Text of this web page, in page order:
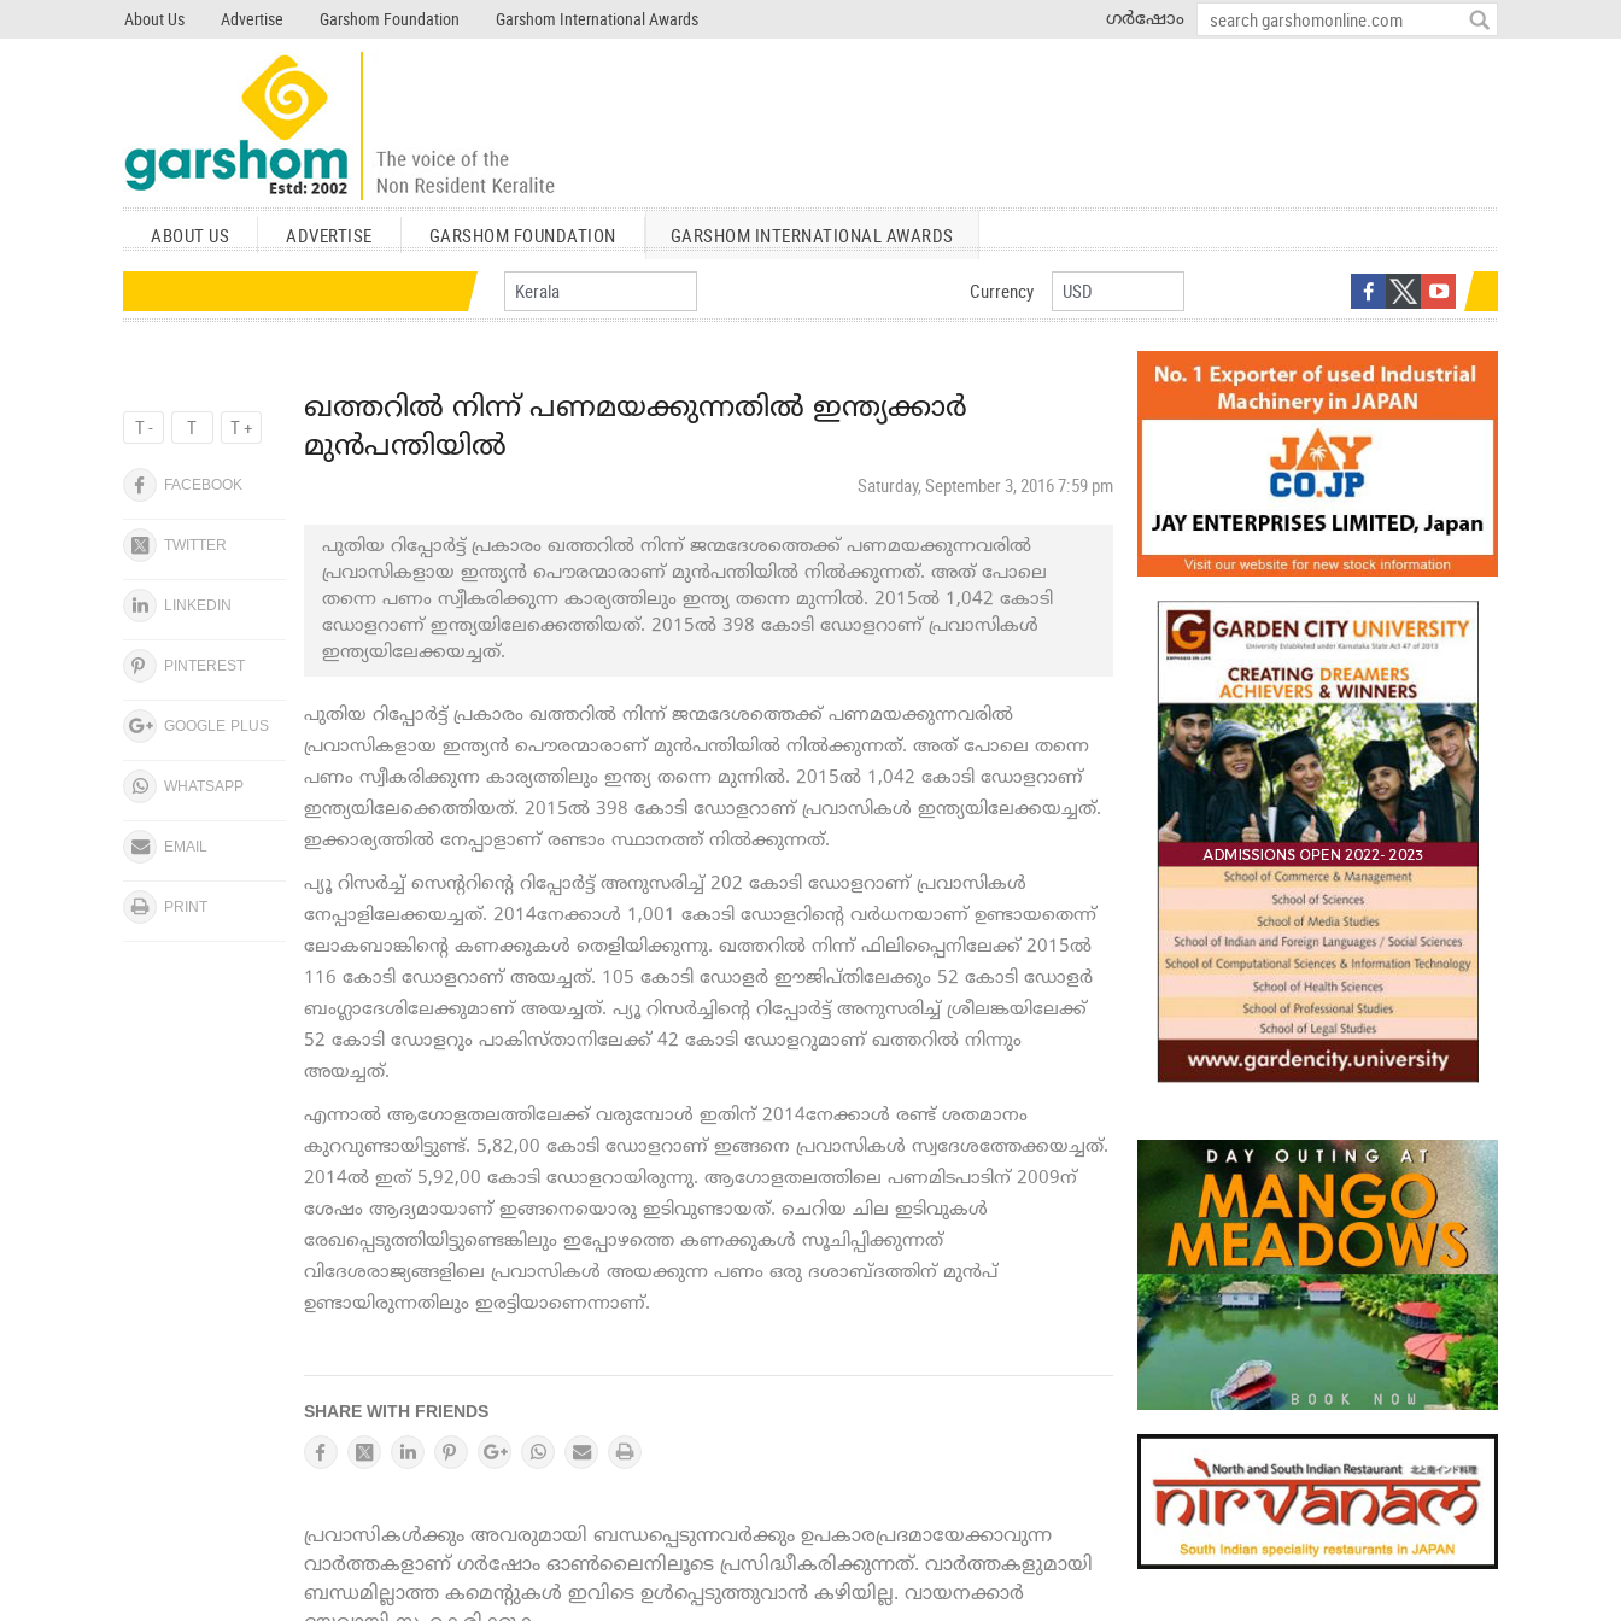
About Us Advertise Garshom Foundation Garshom International Awards ഗർഷോം
garshom.com
ABOUT US ADVERTISE GARSHOM FOUNDATION GARSHOM INTERNATIONAL AWARDS
Currency
T - T T +
FACEBOOK
TWITTER
LINKEDIN
PINTEREST
GOOGLE PLUS
WHATSAPP
EMAIL
PRINT
ഖത്തറില്‍ നിന്ന് പണമയക്കുന്നതില്‍ ഇന്ത്യക്കാര്‍
മുന്‍പന്തിയില്‍
Saturday, September 3, 2016 7:59 pm
പുതിയ റിപ്പോര്‍ട്ട് പ്രകാരം ഖത്തറില്‍ നിന്ന് ജന്മദേശത്തെക്ക് പണമയക്കുന്നവരില്‍
പ്രവാസികളായ ഇന്ത്യന്‍ പൌരന്മാരാണ് മുന്‍പന്തിയില്‍ നില്‍ക്കുന്നത്. അത് പോലെ
തന്നെ പണം സ്വീകരിക്കുന്ന കാര്യത്തിലും ഇന്ത്യ തന്നെ മുന്നില്‍. 2015ല്‍ 1,042 കോടി
ഡോളറാണ് ഇന്ത്യയിലേക്കെത്തിയത്. 2015ല്‍ 398 കോടി ഡോളറാണ് പ്രവാസികള്‍
ഇന്ത്യയിലേക്കയച്ചത്.
പുതിയ റിപ്പോര്‍ട്ട് പ്രകാരം ഖത്തറില്‍ നിന്ന് ജന്മദേശത്തെക്ക് പണമയക്കുന്നവരില്‍
പ്രവാസികളായ ഇന്ത്യന്‍ പൌരന്മാരാണ് മുന്‍പന്തിയില്‍ നില്‍ക്കുന്നത്. അത് പോലെ തന്നെ
പണം സ്വീകരിക്കുന്ന കാര്യത്തിലും ഇന്ത്യ തന്നെ മുന്നില്‍. 2015ല്‍ 1,042 കോടി ഡോളറാണ്
ഇന്ത്യയിലേക്കെത്തിയത്. 2015ല്‍ 398 കോടി ഡോളറാണ് പ്രവാസികള്‍ ഇന്ത്യയിലേക്കയച്ചത്.
ഇക്കാര്യത്തില്‍ നേപ്പാളാണ് രണ്ടാം സ്ഥാനത്ത് നില്‍ക്കുന്നത്.
പ്യൂ റിസര്‍ച്ച് സെന്‍ററിന്‍റെ റിപ്പോര്‍ട്ട് അനുസരിച്ച് 202 കോടി ഡോളറാണ് പ്രവാസികള്‍
നേപ്പാളിലേക്കയച്ചത്. 2014നേക്കാള്‍ 1,001 കോടി ഡോളറിന്‍റെ വര്‍ധനയാണ് ഉണ്ടായതെന്ന്
ലോകബാങ്കിന്‍റെ കണക്കുകള്‍ തെളിയിക്കുന്നു. ഖത്തറില്‍ നിന്ന് ഫിലിപ്പൈനിലേക്ക് 2015ല്‍
116 കോടി ഡോളറാണ് അയച്ചത്. 105 കോടി ഡോളര്‍ ഈജിപ്തിലേക്കും 52 കോടി ഡോളര്‍
ബംഗ്ലാദേശിലേക്കുമാണ് അയച്ചത്. പ്യൂ റിസര്‍ച്ചിന്‍റെ റിപ്പോര്‍ട്ട് അനുസരിച്ച് ശ്രീലങ്കയിലേക്ക്
52 കോടി ഡോളറും പാകിസ്താനിലേക്ക് 42 കോടി ഡോളറുമാണ് ഖത്തറില്‍ നിന്നും
അയച്ചത്.
എന്നാല്‍ ആഗോളതലത്തിലേക്ക് വരുമ്പോള്‍ ഇതിന് 2014നേക്കാള്‍ രണ്ട് ശതമാനം
കുറവുണ്ടായിട്ടുണ്ട്. 5,82,00 കോടി ഡോളറാണ് ഇങ്ങനെ പ്രവാസികള്‍ സ്വദേശത്തേക്കയച്ചത്.
2014ല്‍ ഇത് 5,92,00 കോടി ഡോളറായിരുന്നു. ആഗോളതലത്തിലെ പണമിടപാടിന് 2009ന്
ശേഷം ആദ്യമായാണ് ഇങ്ങനെയൊരു ഇടിവുണ്ടായത്. ചെറിയ ചില ഇടിവുകള്‍
രേഖപ്പെടുത്തിയിട്ടുണ്ടെങ്കിലും ഇപ്പോഴത്തെ കണക്കുകള്‍ സൂചിപ്പിക്കുന്നത്
വിദേശരാജ്യങ്ങളിലെ പ്രവാസികള്‍ അയക്കുന്ന പണം ഒരു ദശാബ്ദത്തിന് മുന്‍പ്
ഉണ്ടായിരുന്നതിലും ഇരട്ടിയാണെന്നാണ്.
SHARE WITH FRIENDS
പ്രവാസികൾക്കും അവരുമായി ബന്ധപ്പെടുന്നവർക്കും ഉപകാരപ്രദമായേക്കാവുന്ന
വാർത്തകളാണ് ഗർഷോം ഓൺലൈനിലൂടെ പ്രസിദ്ധീകരിക്കുന്നത്. വാർത്തകളുമായി
ബന്ധമില്ലാത്ത കമെന്റുകൾ ഇവിടെ ഉൾപ്പെടുത്തുവാൻ കഴിയില്ല. വായനക്കാർ